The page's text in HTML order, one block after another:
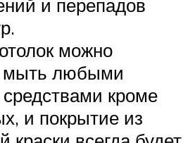
и перепадов
можно
мыть любыми
кроме
и покрытие из